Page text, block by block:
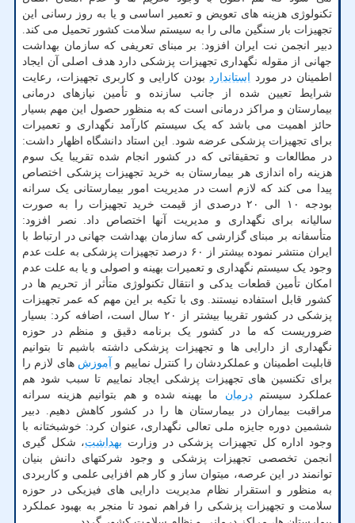
تکنولوژی هزینه های تعویض و تعمیر اساسی و یا به روز رسانی این
تجهیزات بار سنگین مالی را به سیستم سلامت کشور تحمیل می کند.
دبیر انجمن نت ایران افزود: بر مبنای تعریفی که سازمان بهداشت
جهانی از مقوله نگهداری تجهیزات پزشکی دارد هدف اصلی آن ایجاد
اطمینان در مورد استاندارد بودن کارایی و کاربری تجهیزات، رعایت
شرایط تعیین شده از جانب سازنده و تأمین نیازهای درمانی
بیمارستان و مراکز درمانی است که به منظور حصول این مهم بسیار
حائز اهمیت می باشد که یک سیستم کارآمد نگهداری و تعمیرات
برای تجهیزات پزشکی عرضه شود. این استاد دانشگاه اظهار داشت:
در مطالعات و تحقیقاتی که در کشور انجام شده تقریبا یک سوم
هزینه راه اندازی هر بیمارستان به خرید تجهیزات پزشکی اختصاص
پیدا می کند که لازم است در مدیریت امور بیمارستانی یک سرانه
بودجه ۱۰ الی ۲۰ درصدی از قیمت خرید تجهیزات را به صورت
سالیانه برای نگهداری و مدیریت آنها اختصاص داد. نصر افزود:
متأسفانه بر مبنای گزارشی که سازمان بهداشت جهانی در ارتباط با
ایران منتشر نموده بیشتر از ۶۰ درصد تجهیزات پزشکی به علت عدم
وجود یک سیستم نگهداری و تعمیرات بهینه و اصولی و یا به علت عدم
امکان تأمین قطعات یدکی و انتقال تکنولوژی متأثر از تحریم ها در
کشور قابل استفاده نیستند. وی با تکیه بر این مهم که عمر تجهیزات
پزشکی در کشور تقریبا بیشتر از ۲۰ سال است، اضافه کرد: بسیار
ضروریست که ما در کشور یک برنامه دقیق و منظم در حوزه
نگهداری از دارایی ها و تجهیزات پزشکی داشته باشیم تا بتوانیم
قابلیت اطمینان و عملکردشان را کنترل نماییم و آموزش های لازم را
برای تکنسین های تجهیزات پزشکی ایجاد نماییم تا سبب شود هم
عملکرد سیستمدرمان ما بهینه شده و هم بتوانیم هزینه سرانه
مراقبت بیماران در بیمارستان ها را در کشور کاهش دهیم. دبیر
ششمین دوره جایزه ملی تعالی نگهداری، عنوان کرد: خوشبختانه با
وجود اداره کل تجهیزات پزشکی در وزارت بهداشت، شکل گیری
انجمن تخصصی تجهیزات پزشکی و وجود شرکتهای دانش بنیان
توانمند در این عرصه، میتوان ساز و کار هم افزایی علمی و کاربردی
به منظور و استقرار نظام مدیریت دارایی های فیزیکی در حوزه
سلامت و تجهیزات پزشکی را فراهم نمود تا منجر به بهبود عملکرد